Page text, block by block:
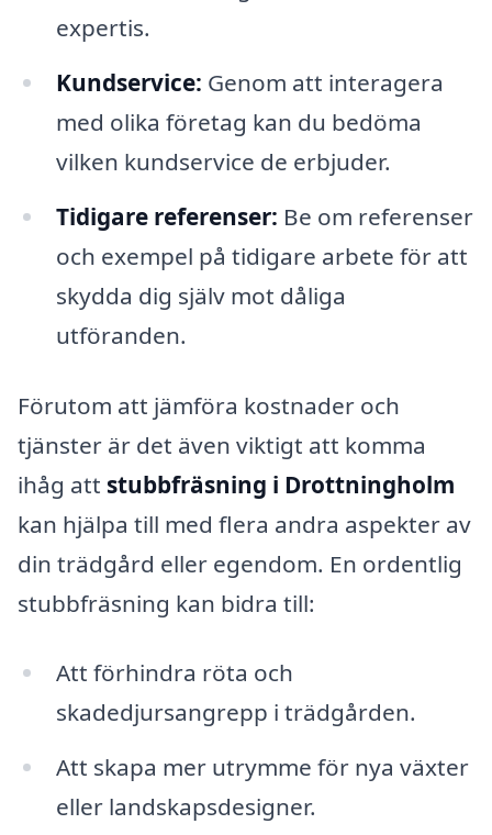
expertis.
Kundservice: Genom att interagera
med olika företag kan du bedöma
vilken kundservice de erbjuder.
Tidigare referenser: Be om referenser
och exempel på tidigare arbete för att
skydda dig själv mot dåliga
utföranden.
Förutom att jämföra kostnader och
tjänster är det även viktigt att komma
ihåg att stubbfräsning i Drottningholm
kan hjälpa till med flera andra aspekter av
din trädgård eller egendom. En ordentlig
stubbfräsning kan bidra till:
Att förhindra röta och
skadedjursangrepp i trädgården.
Att skapa mer utrymme för nya växter
eller landskapsdesigner.